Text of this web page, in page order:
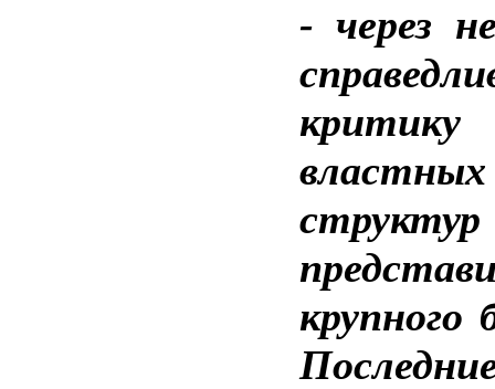
- через
критику
властных
крупного